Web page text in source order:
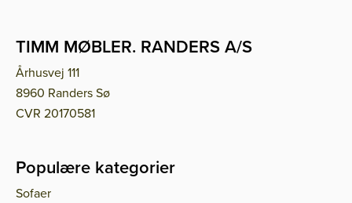
TIMM MØBLER. RANDERS A/S
Århusvej 111
8960 Randers Sø
CVR 20170581
Populære kategorier
Sofaer